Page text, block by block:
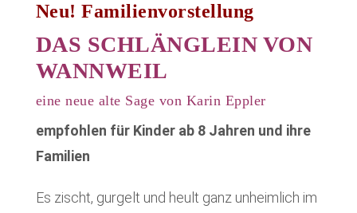
Neu! Familienvorstellung
DAS SCHLÄNGLEIN VON
WANNWEIL
eine neue alte Sage von Karin Eppler
empfohlen für Kinder ab 8 Jahren und ihre
Familien
Es zischt, gurgelt und heult ganz unheimlich im